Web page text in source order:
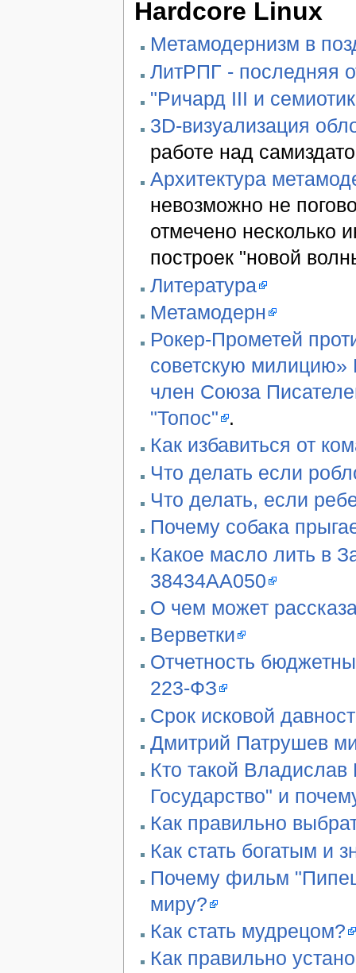
Hardcore Linux
Метамодернизм в
ЛитРПГ - последняя
"Ричард III и
3D-визуализация
работе над
Архитектура
невозможно не
отмечено несколько
построек "новой
Литература
Метамодерн
Рокер-Прометей
советскую
член Союза
"Топос" .
Как избавиться от
Что делать если
Что делать, если
Почему собака
Какое масло лить в
38434AA050
О чем может
Верветки
Отчетность
223-ФЗ
Срок исковой
Дмитрий Патрушев
Кто такой
Государство" и
Как правильно
Как стать богатым и
Почему фильм
миру?
Как стать мудрецом?
Как правильно